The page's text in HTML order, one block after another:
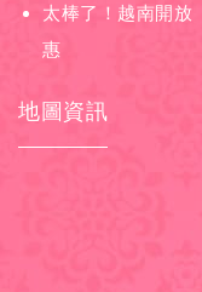
太棒了！越南開
惠
地圖資訊